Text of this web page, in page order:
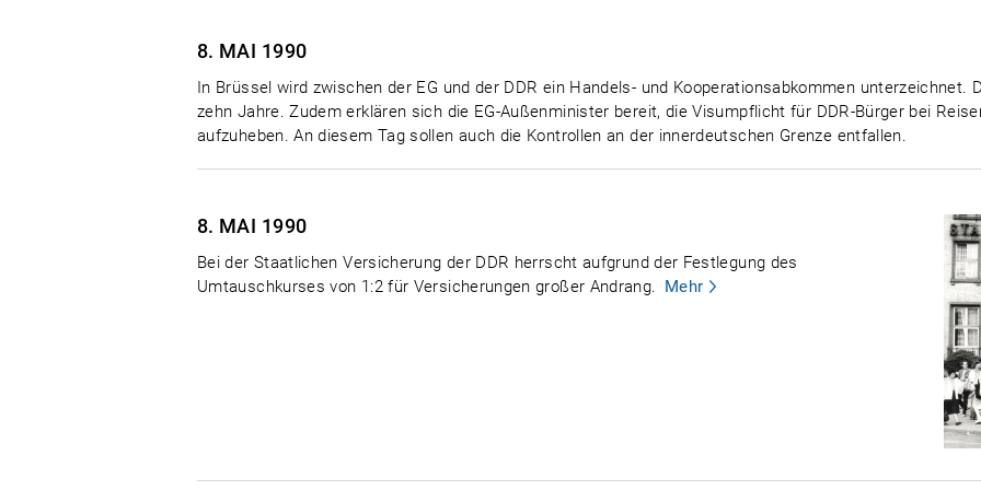
8. MAI 1990
In Brüssel wird zwischen der EG und der DDR ein Handels- und Kooperationsabkommen unterzeichnet.
zehn Jahre. Zudem erklären sich die EG-Außenminister bereit, die Visumpflicht für DDR-Bürger bei
aufzuheben. An diesem Tag sollen auch die Kontrollen an der innerdeutschen Grenze entfallen.
8. MAI 1990
Bei der Staatlichen Versicherung der DDR herrscht aufgrund der Festlegung des
Umtauschkurses von 1:2 für Versicherungen großer Andrang.
Mehr